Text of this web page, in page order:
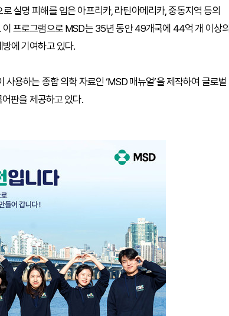
실명 피해를 입은 아프리카, 라틴아메리카, 중동지역 등의
프로그램으로 MSD는 35년 동안 49개국에 44억 개 이상의
에 기여하고 있다.
용하는 종합 의학 자료인 ‘MSD 매뉴얼’을 제작하여 글로벌
판을 제공하고 있다.